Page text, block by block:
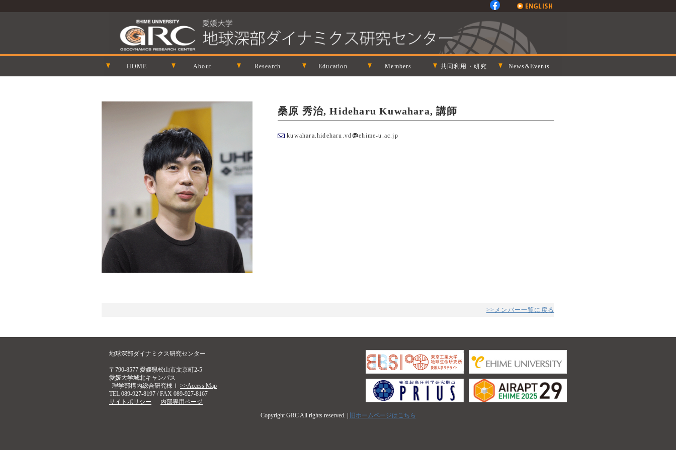
HOME About Research Education Members 共同利用・研究 News&Events
桑原 秀治, Hideharu Kuwahara, 講師
kuwahara.hideharu.vd ehime-u.ac.jp
>>メンバー一覧に戻る
地球深部ダイナミクス研究センター
〒790-8577 愛媛県松山市文京町2-5
愛媛大学城北キャンパス
理学部構内総合研究棟Ⅰ >>Access Map
TEL 089-927-8197 / FAX 089-927-8167
サイトポリシー
内部専用ページ
Copyright GRC All rights reserved. |
旧ホームページはこちら